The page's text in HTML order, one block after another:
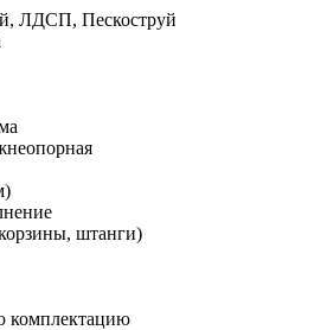
ЛДСП, Пескоструй
штанги)
комплектацию